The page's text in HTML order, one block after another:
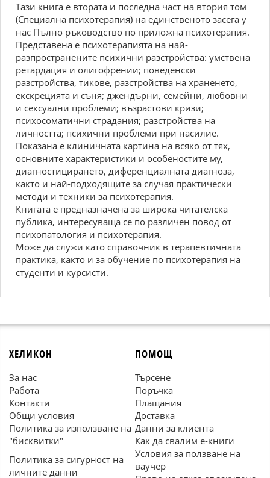
Тази книга е втората и последна част на втория том
(Специална психотерапия) на единственото засега у
нас Пълно ръководство по приложна психотерапия.
Представена е психотерапията на най-
разпространените психични разстройства: умствена
ретардация и олигофрении; поведенски
разстройства, тикове, разстройства на храненето,
екскрецията и съня; джендърни, семейни, любовни
и сексуални проблеми; възрастови кризи;
психосоматични страдания; разстройства на
личността; психични проблеми при насилие.
Показана е клиничната картина на всяко от тях,
основните характеристики и особеностите му,
диагностицирането, диференциалната диагноза,
както и най-подходящите за случая практически
методи и техники за психотерапия.
Книгата е предназначена за широка читателска
публика, интересуваща се по различен повод от
психопатология и психотерапия.
Може да служи като справочник в терапевтичната
практика, както и за обучение по психотерапия на
студенти и курсисти.
ХЕЛИКОН
За нас
Работа
Контакти
Общи условия
Политика за използване на
"бисквитки"
Политика за сигурност на
личните данни
ПОМОЩ
Търсене
Поръчка
Плащания
Доставка
Данни за клиента
Как да свалим е-книги
Условия за ползване на
ваучер